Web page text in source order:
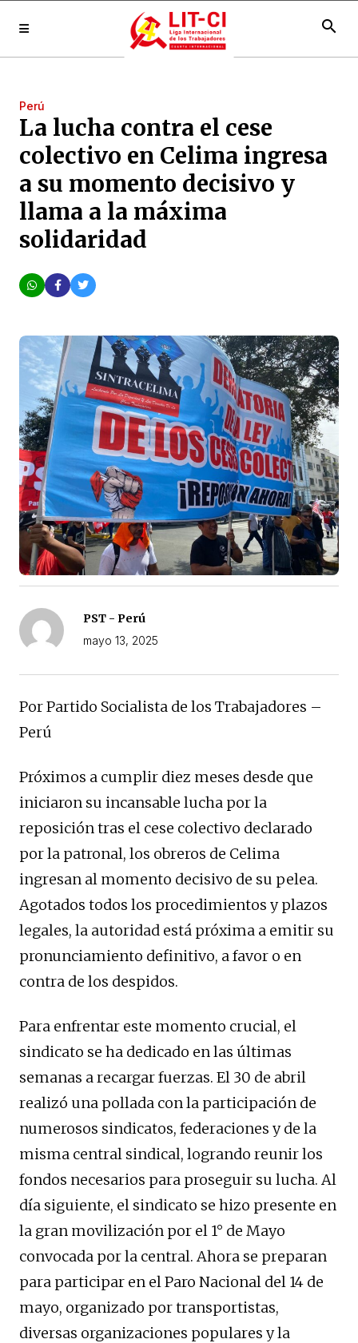
search
Perú
La lucha contra el cese
colectivo en Celima ingresa
a su momento decisivo y
llama a la máxima
solidaridad
PST - Perú
mayo 13, 2025
Por Partido Socialista de los Trabajadores –
Perú
Próximos a cumplir diez meses desde que
iniciaron su incansable lucha por la
reposición tras el cese colectivo declarado
por la patronal, los obreros de Celima
ingresan al momento decisivo de su pelea.
Agotados todos los procedimientos y plazos
legales, la autoridad está próxima a emitir su
pronunciamiento definitivo, a favor o en
contra de los despidos.
Para enfrentar este momento crucial, el
sindicato se ha dedicado en las últimas
semanas a recargar fuerzas. El 30 de abril
realizó una pollada con la participación de
numerosos sindicatos, federaciones y de la
misma central sindical, logrando reunir los
fondos necesarios para proseguir su lucha. Al
día siguiente, el sindicato se hizo presente en
la gran movilización por el 1° de Mayo
convocada por la central. Ahora se preparan
para participar en el Paro Nacional del 14 de
mayo, organizado por transportistas,
diversas organizaciones populares y la